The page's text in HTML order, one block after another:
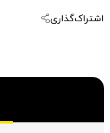
اشتراک‌گذاری